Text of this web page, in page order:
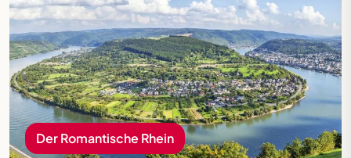
Der Romantische Rhein